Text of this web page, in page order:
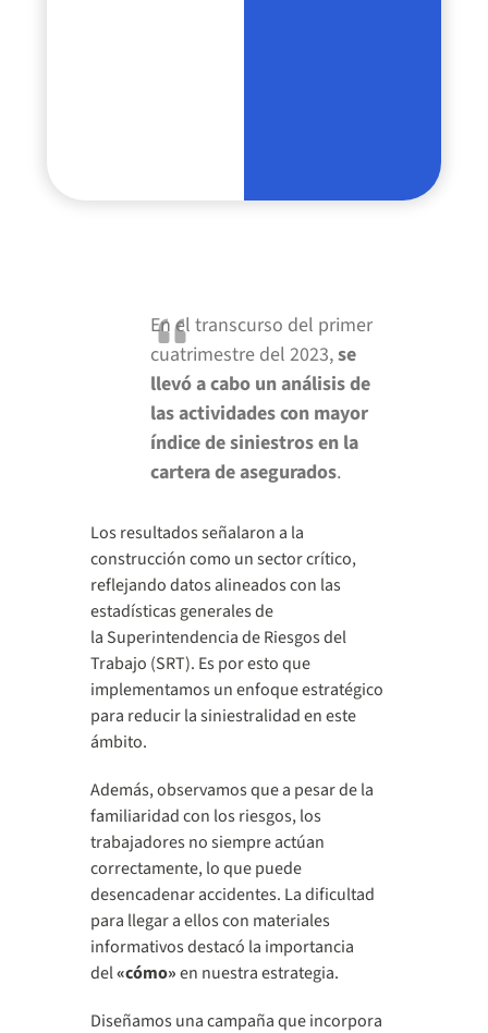
En el transcurso del primer
cuatrimestre del 2023,se
llevó a cabo un análisis de
las actividades con mayor
índice de siniestros en la
cartera de asegurados.
Los resultados señalaron a la
construcción como un sector crítico,
reflejando datos alineados con las
estadísticas generales de
la Superintendencia de Riesgos del
Trabajo (SRT). Es por esto que
implementamos un enfoque estratégico
para reducir la siniestralidad en este
ámbito.
Además, observamos que a pesar de la
familiaridad con los riesgos, los
trabajadores no siempre actúan
correctamente, lo que puede
desencadenar accidentes. La dificultad
para llegar a ellos con materiales
informativos destacó la importancia
del«cómo»en nuestra estrategia.
Diseñamos una campaña que incorpora